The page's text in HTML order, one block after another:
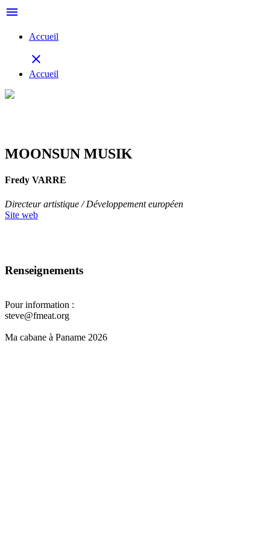
menu
Accueil
close
Accueil
MOONSUN MUSIK
Fredy VARRE
Directeur artistique / Développement européen
Site web
Renseignements
Pour information :
steve@fmeat.org
Ma cabane à Paname 2026